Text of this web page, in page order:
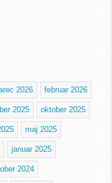
2026 februar 2026
2025 oktober 2025
maj 2025
januar 2025
2024